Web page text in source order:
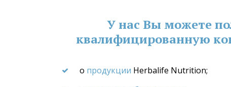
У нас Вы можете
квалифицированную
о продукции Herbalife Nutrition;